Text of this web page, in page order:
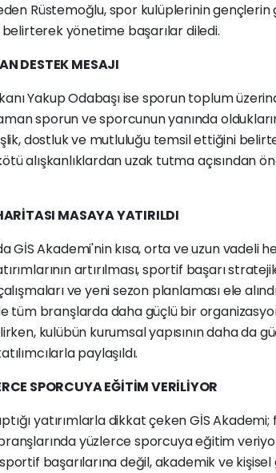
Rüstemoğlu, spor kulüplerinin gençlerin
yönetime başarılar diledi.
DESTEK MESAJI
Yakup Odabaşı ise sporun toplum
sporun ve sporcunun yanında
dostluk ve mutluluğu temsil ettiğini
alışkanlıklardan uzak tutma açısından
MASAYA YATIRILDI
GİS Akademi'nin kısa, orta ve uzun vadeli
artırılması, sportif başarı
ve yeni sezon planlaması ele
tüm branşlarda daha güçlü bir organizasyon
kulübün kurumsal yapısının daha da
paylaşıldı.
SPORCUYA EĞİTİM VERİLİYOR
yatırımlarla dikkat çeken GİS
yüzlerce sporcuya eğitim
başarılarına değil, akademik ve